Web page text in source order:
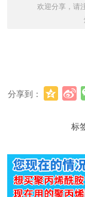
欢迎分享，请
分享到：
标